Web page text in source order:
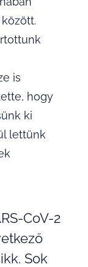
is
hogy
ki
lettünk
CoV-2
Sok